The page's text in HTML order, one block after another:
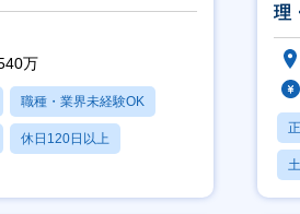
万
職種・業界未経験OK
休日120日以上
理